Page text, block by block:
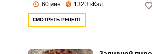
60 мин 132.3 кКал
СМОТРЕТЬ РЕЦЕПТ